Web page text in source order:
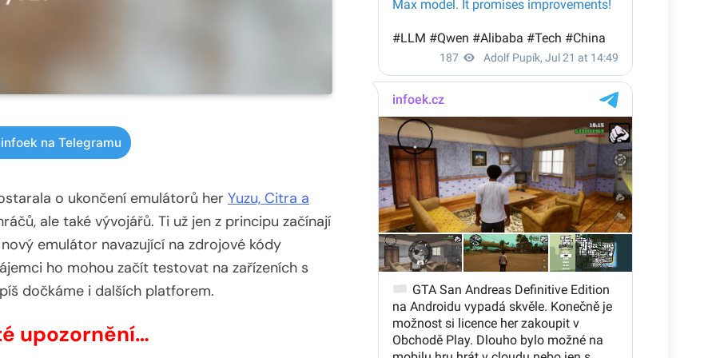
na Telegramu
o ukončení emulátorů her Yuzu, Citra a
ale také vývojářů. Ti už jen z principu začínají
emulátor navazující na zdrojové kódy
ho mohou začít testovat na zařízeních s
dočkáme i dalších platforem.
upozornění…